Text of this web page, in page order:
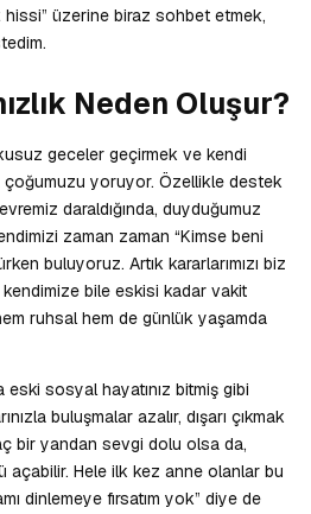
hissi” üzerine biraz sohbet etmek,
Neden Oluşur?
geceler geçirmek ve kendi
çoğumuzu yoruyor. Özellikle destek
daraldığında, duyduğumuz
zaman zaman “Kimse beni
buluyoruz. Artık kararlarımızı biz
bile eskisi kadar vakit
ruhsal hem de günlük yaşamda
sosyal hayatınız bitmiş gibi
buluşmalar azalır, dışarı çıkmak
bir yandan sevgi dolu olsa da,
Hele ilk kez anne olanlar bu
dinlemeye fırsatım yok” diye de